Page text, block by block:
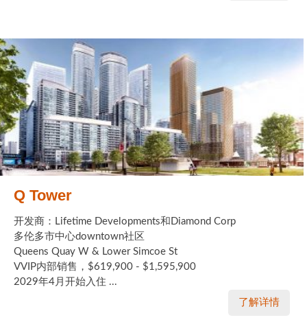
Q Tower
开发商：Lifetime Developments和Diamond Corp
多伦多市中心downtown社区
Queens Quay W & Lower Simcoe St
VVIP内部销售，$619,900 - $1,595,900
2029年4月开始入住 ...
了解详情